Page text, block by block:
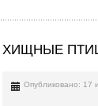
ХИЩНЫЕ
Опубликовано: 17